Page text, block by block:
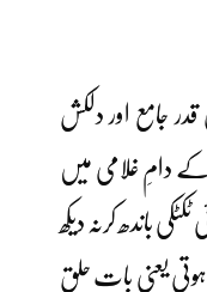
جامع اور دلکش
کے دامِ غلامی میں
باندھ کرنہ دیکھ
یعنی بات حلق